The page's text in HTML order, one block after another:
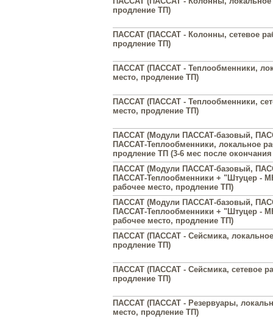
продление ТП)
ПАССАТ (ПАССАТ - Колонны, сетевое
продление ТП)
ПАССАТ (ПАССАТ - Теплообменники,
место, продление ТП)
ПАССАТ (ПАССАТ - Теплообменники,
место, продление ТП)
ПАССАТ (Модули ПАССАТ-базовый,
ПАССАТ-Теплообменники, локальное
продление ТП (3-6 мес после
ПАССАТ (Модули ПАССАТ-базовый,
ПАССАТ-Теплообменники + "Штуцер -
рабочее место, продление ТП)
ПАССАТ (Модули ПАССАТ-базовый,
ПАССАТ-Теплообменники + "Штуцер -
рабочее место, продление ТП)
ПАССАТ (ПАССАТ - Сейсмика,
продление ТП)
ПАССАТ (ПАССАТ - Сейсмика, сетевое
продление ТП)
ПАССАТ (ПАССАТ - Резервуары,
место, продление ТП)